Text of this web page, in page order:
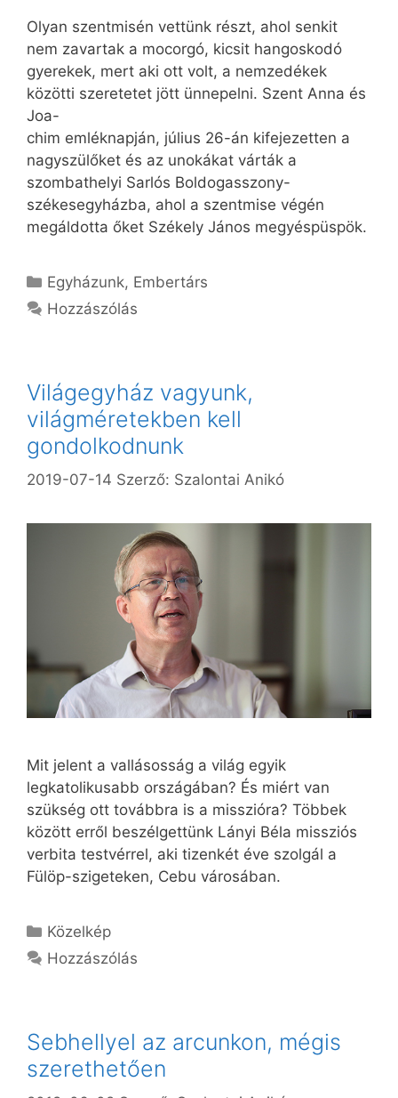
Olyan szentmisén vettünk részt, ahol senkit
nem zavartak a mocorgó, kicsit hangoskodó
gyerekek, mert aki ott volt, a nemzedékek
közötti szeretetet jött ünnepelni. Szent Anna és
Joa-
chim emléknapján, július 26-án kifejezetten a
nagyszülőket és az unokákat várták a
szombathelyi Sarlós Boldogasszony-
székesegyházba, ahol a szentmise végén
megáldotta őket Székely János megyéspüspök.
Kategória
Egyházunk, Embertárs
Hozzászólás
Világegyház vagyunk,
világméretekben kell
gondolkodnunk
2019-07-14 Szerző: Szalontai Anikó
Mit jelent a vallásosság a világ egyik
legkatolikusabb országában? És miért van
szükség ott továbbra is a misszióra? Többek
között erről beszélgettünk Lányi Béla missziós
verbita testvérrel, aki tizenkét éve szolgál a
Fülöp-szigeteken, Cebu városában.
Kategória
Közelkép
Hozzászólás
Sebhellyel az arcunkon, mégis
szerethetően